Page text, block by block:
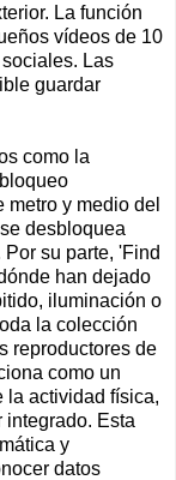
La función
vídeos de 10
Las
guardar
como la
y medio del
desbloquea
su parte, 'Find
han dejado
iluminación o
la colección
reproductores de
como un
la actividad física,
integrado. Esta
y
datos